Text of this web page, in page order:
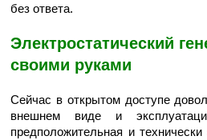
без ответа.
Электростатический
своими руками
Сейчас в открытом доступе
внешнем виде и
предположительная и